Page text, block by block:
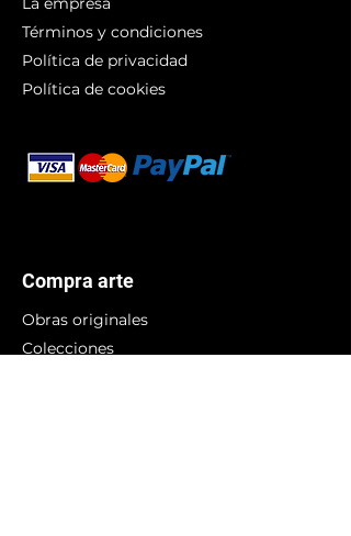
Términos y condiciones
Política de privacidad
Política de cookies
Compra arte
Obras originales
Colecciones